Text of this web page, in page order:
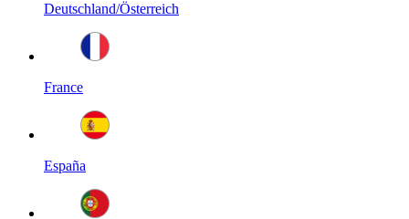
Deutschland/Österreich
France
España